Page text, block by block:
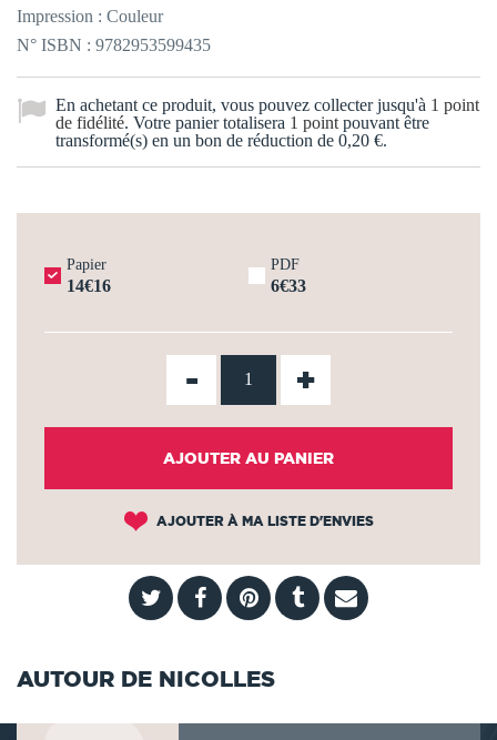
Impression : Couleur
N° ISBN : 9782953599435
En achetant ce produit, vous pouvez collecter jusqu'à 1 point
de fidélité. Votre panier totalisera 1 point pouvant être
transformé(s) en un bon de réduction de 0,20 €.
Papier
14€16
PDF
6€33
- +
AJOUTER AU PANIER
AJOUTER À MA LISTE D'ENVIES
AUTOUR DE NICOLLES